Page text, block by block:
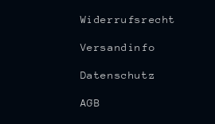
Widerrufsrecht
Versandinfo
Datenschutz
AGB